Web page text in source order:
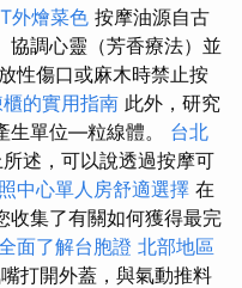
外燴菜色 按摩油源自古
協調心靈（芳香療法）並
性傷口或麻木時禁止按
的實用指南 此外，研究
生單位—粒線體。 台北
述，可以說透過按摩可
中心單人房舒適選擇 在
收集了有關如何獲得最完
面了解台胞證 北部地區
打開外蓋，與氣動推料